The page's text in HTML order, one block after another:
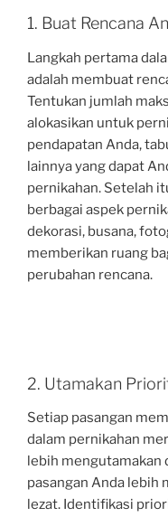
1. Buat Rencana
Langkah pertama
adalah membuat
Tentukan jumlah
alokasikan untuk
pendapatan Anda,
lainnya yang dapat
pernikahan. Setelah
berbagai aspek
dekorasi, busana,
memberikan ruang
perubahan rencana.
2. Utamakan
Setiap pasangan
dalam pernikahan
lebih mengutamakan
pasangan Anda lebih
lezat. Identifikasi